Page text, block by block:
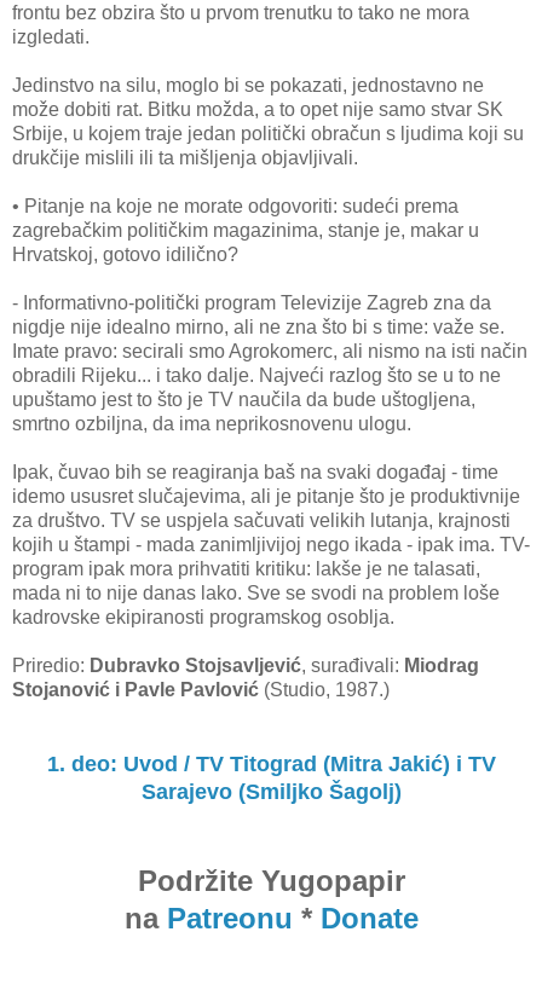
frontu bez obzira što u prvom trenutku to tako ne mora
izgledati.
Jedinstvo na silu, moglo bi se pokazati, jednostavno ne
može dobiti rat. Bitku možda, a to opet nije samo stvar SK
Srbije, u kojem traje jedan politički obračun s ljudima koji su
drukčije mislili ili ta mišljenja objavljivali.
• Pitanje na koje ne morate odgovoriti: sudeći prema
zagrebačkim političkim magazinima, stanje je, makar u
Hrvatskoj, gotovo idilično?
- Informativno-politički program Televizije Zagreb zna da
nigdje nije idealno mirno, ali ne zna što bi s time: važe se.
Imate pravo: secirali smo Agrokomerc, ali nismo na isti način
obradili Rijeku... i tako dalje. Najveći razlog što se u to ne
upuštamo jest to što je TV naučila da bude uštogljena,
smrtno ozbiljna, da ima neprikosnovenu ulogu.
Ipak, čuvao bih se reagiranja baš na svaki događaj - time
idemo ususret slučajevima, ali je pitanje što je produktivnije
za društvo. TV se uspjela sačuvati velikih lutanja, krajnosti
kojih u štampi - mada zanimljivijoj nego ikada - ipak ima. TV-
program ipak mora prihvatiti kritiku: lakše je ne talasati,
mada ni to nije danas lako. Sve se svodi na problem loše
kadrovske ekipiranosti programskog osoblja.
Priredio: Dubravko Stojsavljević, surađivali: Miodrag
Stojanović i Pavle Pavlović (Studio, 1987.)
1. deo: Uvod / TV Titograd (Mitra Jakić) i TV
Sarajevo (Smiljko Šagolj)
Podržite Yugopapir
na Patreonu * Donate